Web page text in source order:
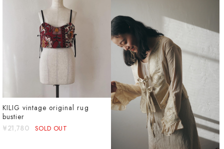
KILIG vintage original rug
bustier
¥21,780 SOLD OUT